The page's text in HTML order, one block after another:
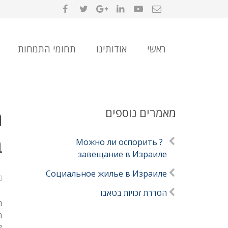
ראשי אודותינו תחומי התמחות
מאמרים נוספים
? Можно ли оспорить
завещание в Израиле
Социальное жилье в Израиле
הסדרת זכויות בטאבו